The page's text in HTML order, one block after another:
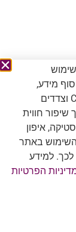
בעצמכם
על גבי
נלמד
מגנטים,
מידע,
לרבות Cookies וצדדים
שיפור חווית
איפון
השימוש באתר
למידע
הפרטיות